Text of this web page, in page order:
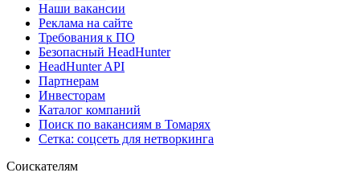
Наши вакансии
Реклама на сайте
Требования к ПО
Безопасный HeadHunter
HeadHunter API
Партнерам
Инвесторам
Каталог компаний
Поиск по вакансиям в Томарях
Сетка: соцсеть для нетворкинга
Соискателям